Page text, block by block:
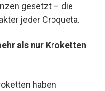
gesetzt – die
jeder Croqueta.
als nur Kroketten
haben